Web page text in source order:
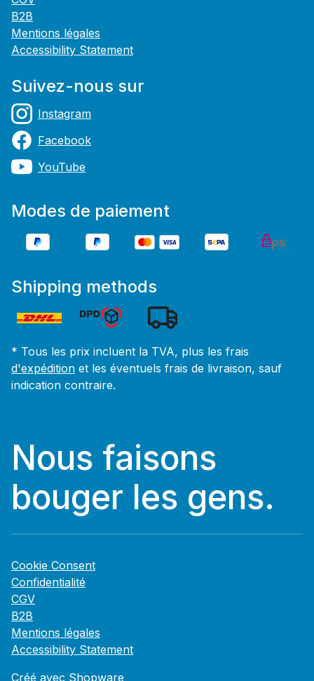
B2B
Mentions légales
Accessibility Statement
Suivez-nous sur
Instagram
Facebook
YouTube
Modes de paiement
Shipping methods
* Tous les prix incluent la TVA, plus les frais
d'expédition et les éventuels frais de livraison, sauf
indication contraire.
Nous faisons
bouger les gens.
Cookie Consent
Confidentialité
CGV
B2B
Mentions légales
Accessibility Statement
Créé avec Shopware